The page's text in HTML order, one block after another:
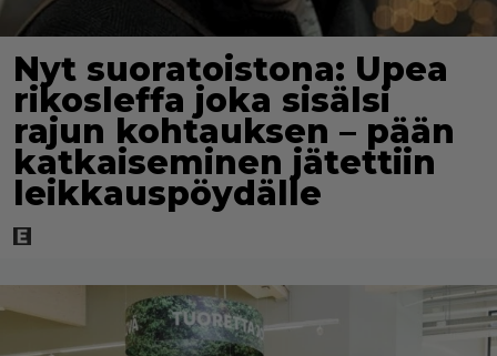
Nyt suoratoistona: Upea
rikosleffa joka sisälsi
rajun kohtauksen – pään
katkaiseminen jätettiin
leikkauspöydälle